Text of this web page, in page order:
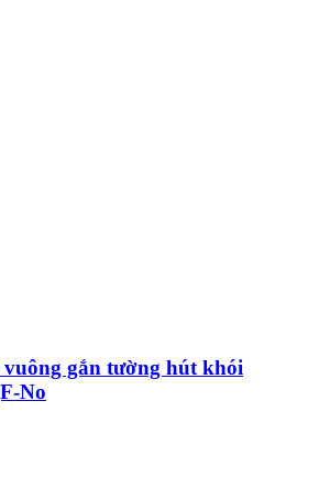
gắn tường hút khói
No